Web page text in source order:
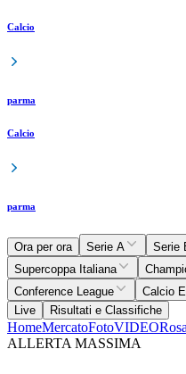
Calcio
parma
Calcio
parma
Ora per ora Serie A Serie
Supercoppa Italiana
Conference League
Calcio
Live
Risultati e Classifiche
HomeMercatoFotoVIDEORosa
ALLERTA MASSIMA